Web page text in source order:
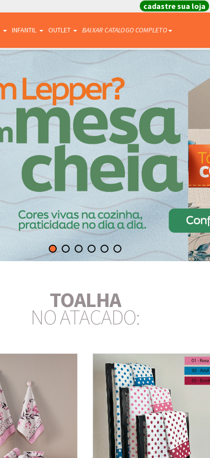
cadastre sua loja
INFANTIL OUTLET BAIXAR CATALOGO COMPLETO
TOALHA
NO ATACADO: